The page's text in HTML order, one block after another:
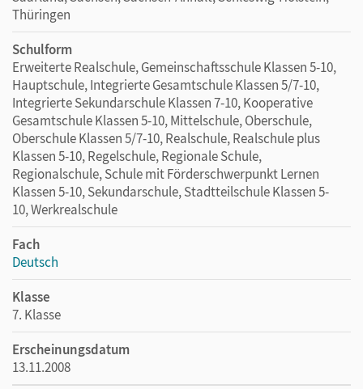
Thüringen
Schulform
Erweiterte Realschule, Gemeinschaftsschule Klassen 5-10,
Hauptschule, Integrierte Gesamtschule Klassen 5/7-10,
Integrierte Sekundarschule Klassen 7-10, Kooperative
Gesamtschule Klassen 5-10, Mittelschule, Oberschule,
Oberschule Klassen 5/7-10, Realschule, Realschule plus
Klassen 5-10, Regelschule, Regionale Schule,
Regionalschule, Schule mit Förderschwerpunkt Lernen
Klassen 5-10, Sekundarschule, Stadtteilschule Klassen 5-
10, Werkrealschule
Fach
Deutsch
Klasse
7. Klasse
Erscheinungsdatum
13.11.2008